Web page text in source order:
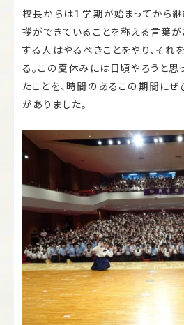
校長からは１学期が始まってから
拶ができていることを称える言葉が
する人はやるべきことをやり、それ
る。この夏休みには日頃やろうと思
たことを、時間のあるこの期間に
がありました。